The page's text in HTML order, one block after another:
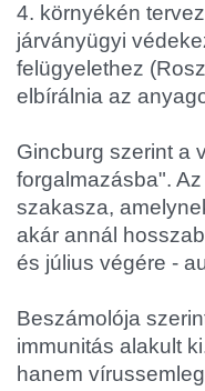
4. környékén
járványügyi
felügyelethez
elbírálnia az
Gincburg szerint a
forgalmazásba".
szakasza,
akár annál
és július végére -
Beszámolója
immunitás alakult
hanem